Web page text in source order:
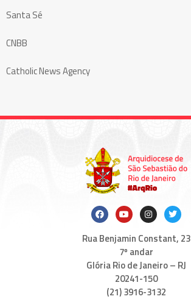
Santa Sé
CNBB
Catholic News Agency
Rua Benjamin Constant, 23
7º andar
Glória Rio de Janeiro – RJ
20241-150
(21) 3916-3132